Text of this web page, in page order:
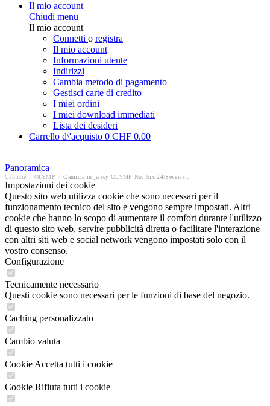
Il mio account
Chiudi menu
Il mio account
Connetti o registra
Il mio account
Informazioni utente
Indirizzi
Cambia metodo di pagamento
Gestisci carte di credito
I miei ordini
I miei download immediati
Lista dei desideri
Carrello d\'acquisto 0 CHF 0.00
Panoramica
Camicie OLYMP
Impostazioni dei cookie
Questo sito web utilizza cookie che sono necessari per il
funzionamento tecnico del sito e vengono sempre impostati. Altri
cookie che hanno lo scopo di aumentare il comfort durante l'utilizzo
di questo sito web, servire pubblicità diretta o facilitare l'interazione
con altri siti web e social network vengono impostati solo con il
vostro consenso.
Configurazione
Tecnicamente necessario
Questi cookie sono necessari per le funzioni di base del negozio.
Caching personalizzato
Cambio valuta
Cookie Accetta tutti i cookie
Cookie Rifiuta tutti i cookie